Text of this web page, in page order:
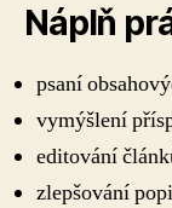
Náplň
psaní
vymýšlení
editování
zlepšování